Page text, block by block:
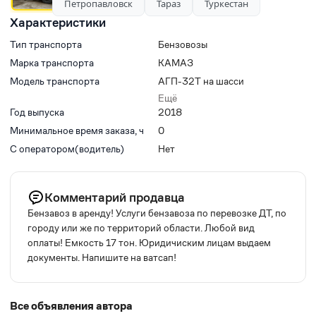
Характеристики
Тип транспорта
Бензовозы
Марка транспорта
КАМАЗ
Модель транспорта
АГП-32Т на шасси
КамАЗ-65115
Ещё
Год выпуска
2018
Минимальное время заказа, ч
0
С оператором(водитель)
Нет
Комментарий продавца
Бензавоз в аренду! Услуги бензавоза по перевозке ДТ, по
городу или же по территорий области. Любой вид
оплаты! Емкость 17 тон. Юридичиским лицам выдаем
документы. Напишите на ватсап!
Все объявления автора
Петропавловск Тараз Туркестан